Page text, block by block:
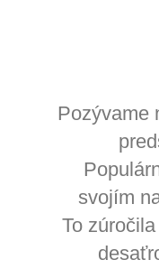
Pozývame
svojím
To